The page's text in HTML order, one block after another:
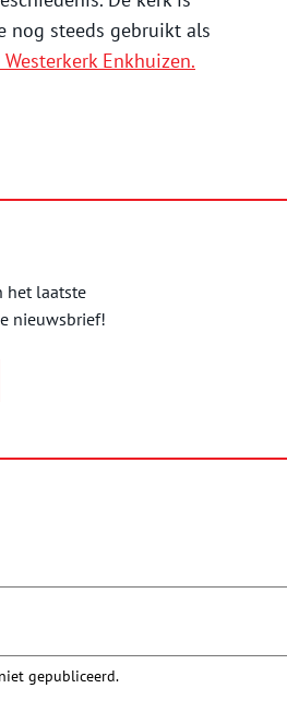
nog steeds gebruikt als
Enkhuizen.
het laatste
nieuwsbrief!
gepubliceerd.